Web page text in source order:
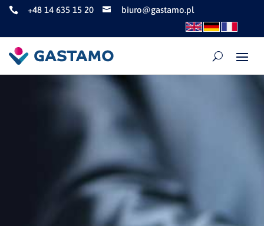
 +48 14 635 15 20  biuro@gastamo.pl